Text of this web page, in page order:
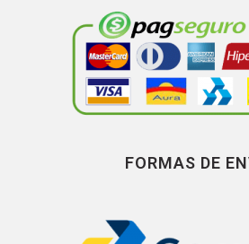
FORMAS DE